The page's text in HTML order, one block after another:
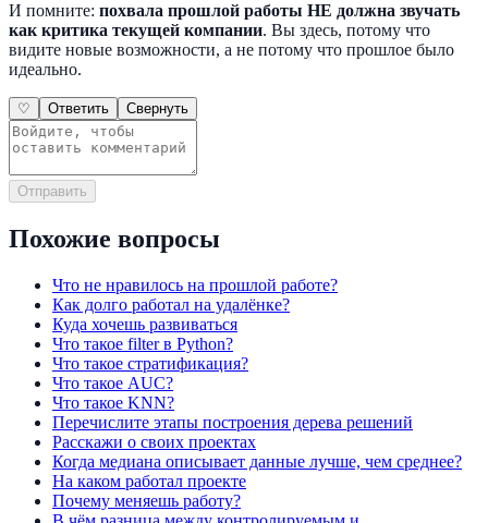
И помните: похвала прошлой работы НЕ должна звучать
как критика текущей компании. Вы здесь, потому что
видите новые возможности, а не потому что прошлое было
идеально.
♡ Ответить Свернуть
Отправить
Похожие вопросы
Что не нравилось на прошлой работе?
Как долго работал на удалёнке?
Куда хочешь развиваться
Что такое filter в Python?
Что такое стратификация?
Что такое AUC?
Что такое KNN?
Перечислите этапы построения дерева решений
Расскажи о своих проектах
Когда медиана описывает данные лучше, чем среднее?
На каком работал проекте
Почему меняешь работу?